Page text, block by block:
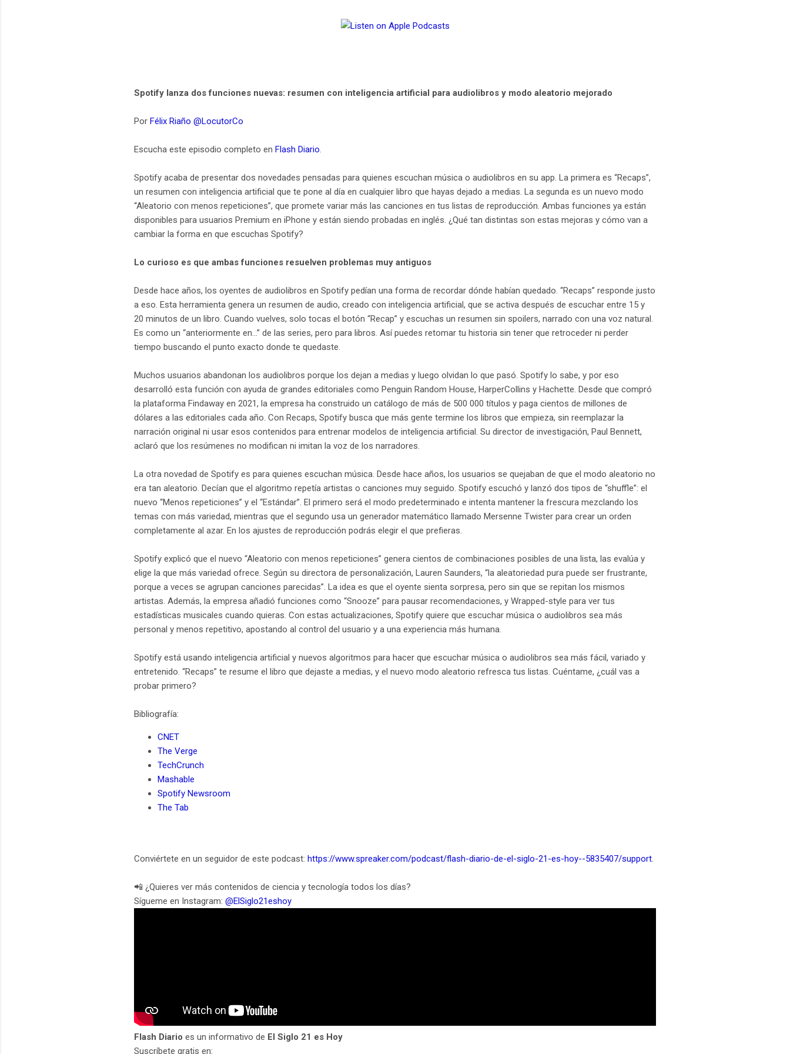
Spotify lanza dos funciones nuevas: resumen con inteligencia artificial para audiolibros y modo aleatorio mejorado
Por Félix Riaño @LocutorCo
Escucha este episodio completo en Flash Diario.
Spotify acaba de presentar dos novedades pensadas para quienes escuchan música o audiolibros en su app. La primera es “Recaps”,
un resumen con inteligencia artificial que te pone al día en cualquier libro que hayas dejado a medias. La segunda es un nuevo modo
“Aleatorio con menos repeticiones”, que promete variar más las canciones en tus listas de reproducción. Ambas funciones ya están
disponibles para usuarios Premium en iPhone y están siendo probadas en inglés. ¿Qué tan distintas son estas mejoras y cómo van a
cambiar la forma en que escuchas Spotify?
Lo curioso es que ambas funciones resuelven problemas muy antiguos
Desde hace años, los oyentes de audiolibros en Spotify pedían una forma de recordar dónde habían quedado. “Recaps” responde justo
a eso. Esta herramienta genera un resumen de audio, creado con inteligencia artificial, que se activa después de escuchar entre 15 y
20 minutos de un libro. Cuando vuelves, solo tocas el botón “Recap” y escuchas un resumen sin spoilers, narrado con una voz natural.
Es como un “anteriormente en…” de las series, pero para libros. Así puedes retomar tu historia sin tener que retroceder ni perder
tiempo buscando el punto exacto donde te quedaste.
Muchos usuarios abandonan los audiolibros porque los dejan a medias y luego olvidan lo que pasó. Spotify lo sabe, y por eso
desarrolló esta función con ayuda de grandes editoriales como Penguin Random House, HarperCollins y Hachette. Desde que compró
la plataforma Findaway en 2021, la empresa ha construido un catálogo de más de 500 000 títulos y paga cientos de millones de
dólares a las editoriales cada año. Con Recaps, Spotify busca que más gente termine los libros que empieza, sin reemplazar la
narración original ni usar esos contenidos para entrenar modelos de inteligencia artificial. Su director de investigación, Paul Bennett,
aclaró que los resúmenes no modifican ni imitan la voz de los narradores.
La otra novedad de Spotify es para quienes escuchan música. Desde hace años, los usuarios se quejaban de que el modo aleatorio no
era tan aleatorio. Decían que el algoritmo repetía artistas o canciones muy seguido. Spotify escuchó y lanzó dos tipos de “shuffle”: el
nuevo “Menos repeticiones” y el “Estándar”. El primero será el modo predeterminado e intenta mantener la frescura mezclando los
temas con más variedad, mientras que el segundo usa un generador matemático llamado Mersenne Twister para crear un orden
completamente al azar. En los ajustes de reproducción podrás elegir el que prefieras.
Spotify explicó que el nuevo “Aleatorio con menos repeticiones” genera cientos de combinaciones posibles de una lista, las evalúa y
elige la que más variedad ofrece. Según su directora de personalización, Lauren Saunders, “la aleatoriedad pura puede ser frustrante,
porque a veces se agrupan canciones parecidas”. La idea es que el oyente sienta sorpresa, pero sin que se repitan los mismos
artistas. Además, la empresa añadió funciones como “Snooze” para pausar recomendaciones, y Wrapped-style para ver tus
estadísticas musicales cuando quieras. Con estas actualizaciones, Spotify quiere que escuchar música o audiolibros sea más
personal y menos repetitivo, apostando al control del usuario y a una experiencia más humana.
Spotify está usando inteligencia artificial y nuevos algoritmos para hacer que escuchar música o audiolibros sea más fácil, variado y
entretenido. “Recaps” te resume el libro que dejaste a medias, y el nuevo modo aleatorio refresca tus listas. Cuéntame, ¿cuál vas a
probar primero?
Bibliografía:
CNET
The Verge
TechCrunch
Mashable
Spotify Newsroom
The Tab
Conviértete en un seguidor de este podcast: https://www.spreaker.com/podcast/flash-diario-de-el-siglo-21-es-hoy--5835407/support.
📲 ¿Quieres ver más contenidos de ciencia y tecnología todos los días?
Sígueme en Instagram: @ElSiglo21eshoy
Flash Diario es un informativo de El Siglo 21 es Hoy
Suscríbete gratis en: